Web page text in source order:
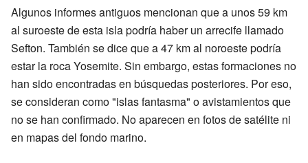
Algunos informes antiguos mencionan que a unos 59 km
al suroeste de esta isla podría haber un arrecife llamado
Sefton. También se dice que a 47 km al noroeste podría
estar la roca Yosemite. Sin embargo, estas formaciones no
han sido encontradas en búsquedas posteriores. Por eso,
se consideran como "islas fantasma" o avistamientos que
no se han confirmado. No aparecen en fotos de satélite ni
en mapas del fondo marino.